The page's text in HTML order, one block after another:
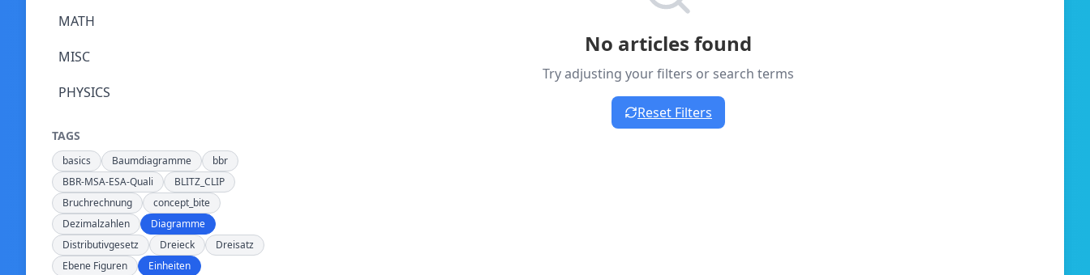
MATH
MISC
PHYSICS
TAGS
basics Baumdiagramme
bbr
BBR-MSA-ESA-Quali
BLITZ_CLIP
Bruchrechnung
concept_bite
Dezimalzahlen
Diagramme
Distributivgesetz
Dreieck
Dreisatz
Ebene Figuren
Einheiten
No articles found
Try adjusting your filters or search terms
Reset Filters